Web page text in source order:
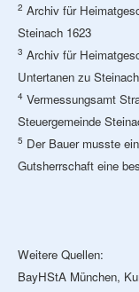
2 Archiv für
Steinach 1623
3 Archiv für
Untertanen zu
4 Vermessungsamt
Steuergemeinde
5 Der Bauer musste
Gutsherrschaft eine
Weitere Quellen:
BayHStA München,